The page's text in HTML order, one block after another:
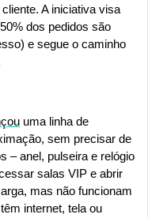
A iniciativa visa
dos pedidos são
e segue o caminho
sem precisar de
– anel, pulseira e relógio
salas VIP e abrir
mas não funcionam
internet, tela ou